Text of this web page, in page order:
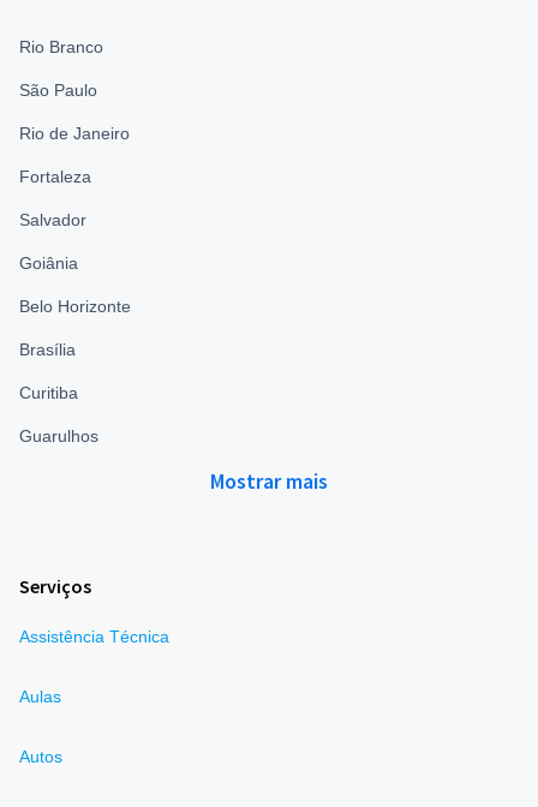
Rio Branco
São Paulo
Rio de Janeiro
Fortaleza
Salvador
Goiânia
Belo Horizonte
Brasília
Curitiba
Guarulhos
Mostrar mais
Serviços
Assistência Técnica
Aulas
Autos